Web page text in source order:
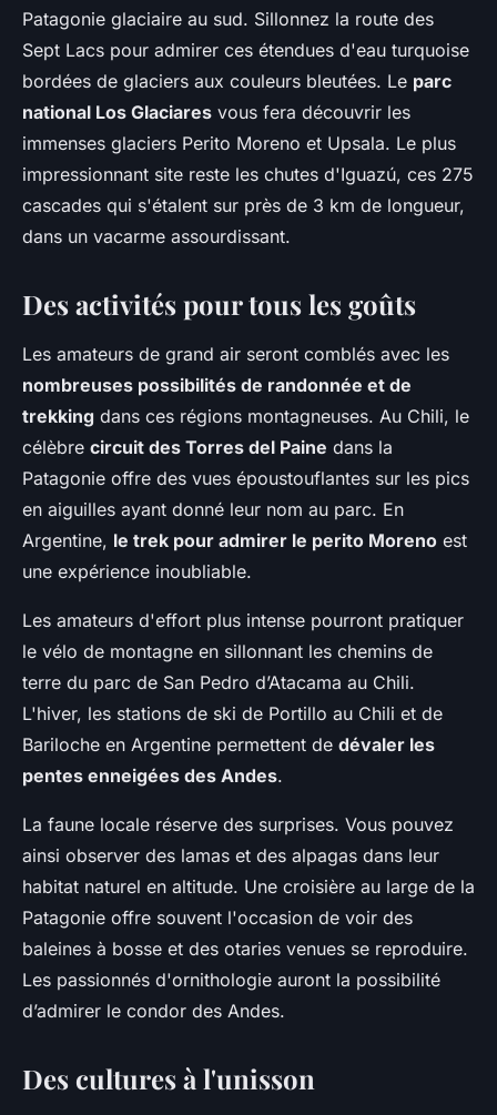
Patagonie glaciaire au sud. Sillonnez la route des
Sept Lacs pour admirer ces étendues d'eau turquoise
bordées de glaciers aux couleurs bleutées. Le parc
national Los Glaciares vous fera découvrir les
immenses glaciers Perito Moreno et Upsala. Le plus
impressionnant site reste les chutes d'Iguazú, ces 275
cascades qui s'étalent sur près de 3 km de longueur,
dans un vacarme assourdissant.
Des activités pour tous les goûts
Les amateurs de grand air seront comblés avec les
nombreuses possibilités de randonnée et de
trekking dans ces régions montagneuses. Au Chili, le
célèbre circuit des Torres del Paine dans la
Patagonie offre des vues époustouflantes sur les pics
en aiguilles ayant donné leur nom au parc. En
Argentine, le trek pour admirer le perito Moreno est
une expérience inoubliable.
Les amateurs d'effort plus intense pourront pratiquer
le vélo de montagne en sillonnant les chemins de
terre du parc de San Pedro d’Atacama au Chili.
L'hiver, les stations de ski de Portillo au Chili et de
Bariloche en Argentine permettent de dévaler les
pentes enneigées des Andes.
La faune locale réserve des surprises. Vous pouvez
ainsi observer des lamas et des alpagas dans leur
habitat naturel en altitude. Une croisière au large de la
Patagonie offre souvent l'occasion de voir des
baleines à bosse et des otaries venues se reproduire.
Les passionnés d'ornithologie auront la possibilité
d’admirer le condor des Andes.
Des cultures à l'unisson